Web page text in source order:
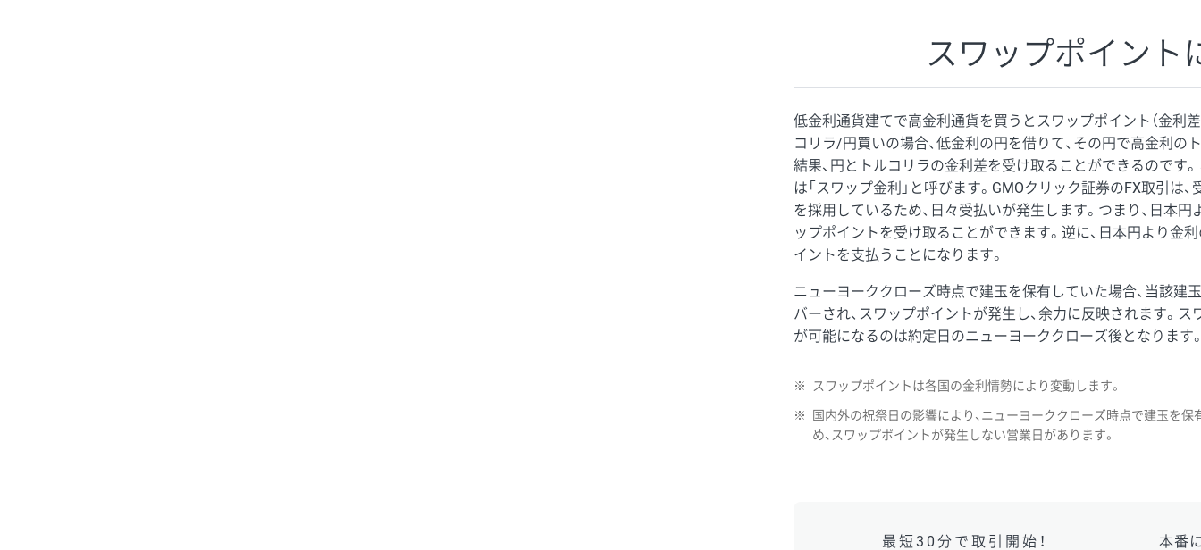
スワップポイント
低金利通貨建てで高金利通貨を買うとスワップポイント（金利
コリラ/円買いの場合、低金利の円を借りて、その円で高金利の
結果、円とトルコリラの金利差を受け取ることができるのです
は「スワップ金利」と呼びます。GMOクリック証券のFX取引は
を採用しているため、日々受払いが発生します。つまり、日本
ップポイントを受け取ることができます。逆に、日本円より金
イントを支払うことになります。
ニューヨーククローズ時点で建玉を保有していた場合、当該建
バーされ、スワップポイントが発生し、余力に反映されます。
が可能になるのは約定日のニューヨーククローズ後となります
※ スワップポイントは各国の金利情勢により変動します。
※
国内外の祝祭日の影響により、ニューヨーククローズ時点で建玉を
め、スワップポイントが発生しない営業日があります。
最短30分で取引開始！ 本番